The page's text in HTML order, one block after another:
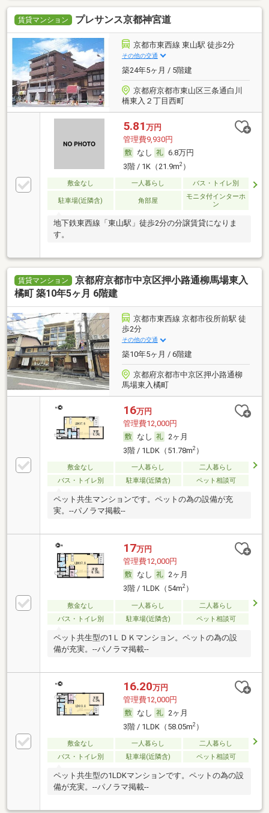
賃貸マンション プレサンス京都神宮道
京都市東西線 東山駅 徒歩2分
その他の交通
築24年5ヶ月 / 5階建
京都府京都市東山区三条通白川
橋東入２丁目西町
5.81 万円
管理費9,930円
なし
6.8万円
3階 / 1K（21.9m2）
敷金なし 一人暮らし バス・トイレ別
駐車場(近隣含) 角部屋
モニタ付インターホ
ン
地下鉄東西線「東山駅」徒歩2分の分譲賃貸になりま
す。
賃貸マンション
京都府京都市中京区押小路通柳馬場東入
橘町 築10年5ヶ月 6階建
京都市東西線 京都市役所前駅 徒
歩2分
その他の交通
築10年5ヶ月 / 6階建
京都府京都市中京区押小路通柳
馬場東入橘町
16万円
管理費12,000円
なし
2ヶ月
3階 / 1LDK（51.78m2）
敷金なし 一人暮らし
二人暮らし
バス・トイレ別
駐車場(近隣含) ペット相談可
ペット共生マンションです。ペットの為の設備が充
実。--パノラマ掲載--
17万円
管理費12,000円
なし
2ヶ月
3階 / 1LDK（54m2）
敷金なし 一人暮らし
二人暮らし
バス・トイレ別
駐車場(近隣含) ペット相談可
ペット共生型の1ＬＤＫマンション。ペットの為の設
備が充実。--パノラマ掲載--
16.20万円
管理費12,000円
なし
2ヶ月
3階 / 1LDK（58.05m2）
敷金なし 一人暮らし
二人暮らし
バス・トイレ別
駐車場(近隣含) ペット相談可
ペット共生型の1LDKマンションです。ペットの為の設
備が充実。--パノラマ掲載--